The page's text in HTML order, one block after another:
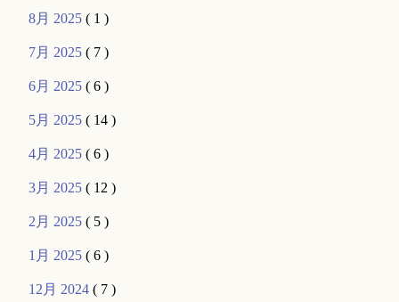
8月 2025( 1 )
7月 2025( 7 )
6月 2025( 6 )
5月 2025( 14 )
4月 2025( 6 )
3月 2025( 12 )
2月 2025( 5 )
1月 2025( 6 )
12月 2024( 7 )